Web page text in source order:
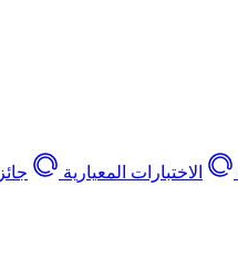
الاختبارات المعيارية